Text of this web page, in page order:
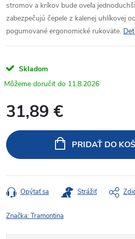
stromov a kríkov bude oveľa
zabezpečujú čepele z kalenej uhlíkovej
pogumované ergonomické rukoväte.
Skladom
11.8.2026
31,89 €
cena:
PRIDAŤ DO
Opýtať sa Strážiť
Značka:Tramontina